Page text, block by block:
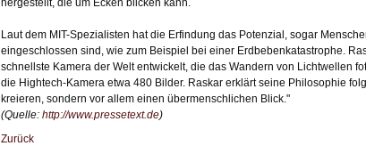
hergestellt, die um Ecken blicken kann.
Laut dem MIT-Spezialisten hat die Erfindung das Potenzial, sogar
eingeschlossen sind, wie zum Beispiel bei einer Erdbebenkatastrophe.
schnellste Kamera der Welt entwickelt, die das Wandern von Lichtwellen
die Hightech-Kamera etwa 480 Bilder. Raskar erklärt seine Philosophie
kreieren, sondern vor allem einen übermenschlichen Blick."
(Quelle: http://www.pressetext.de)
Zurück